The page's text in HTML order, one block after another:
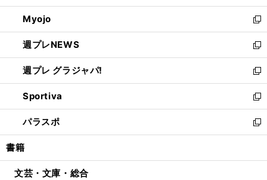
開
く
ウ
で
開
く
ン
ド
ウ
で
開
く
ウ
ィ
ン
ド
ウ
で
開
く
Myojo
新
し
い
ウ
ィ
ン
ド
ウ
で
開
週プレNEWS
新
し
い
ウ
ィ
ン
ド
ウ
開
週プレ グラジャパ!
新
し
い
ウ
ィ
ン
ウ
Sportiva
新
し
い
ウ
ン
パラスポ
新
し
ウ
書籍
文芸・文庫・総合